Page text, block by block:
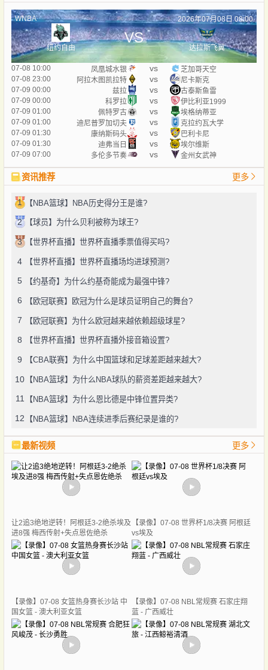
WNBA 2026年07月08日 08:00
纽约自由
VS
达拉斯飞翼
07-08 10:00 凤凰城水银 vs
芝加哥天空
07-08 23:00
阿拉木图凯拉特 vs
尼卡斯克
07-09 00:00
兹拉 vs
古泰斯鱼雷
07-09 00:00
科罗拉 vs
伊比利亚1999
07-09 01:00
佩特罗古 vs
埃格纳蒂亚
07-09 01:00
迪尼普罗加切夫 vs
克拉约瓦大学
07-09 01:30
康纳斯码头 vs
巴利卡尼
07-09 01:30
迪弗当日 vs
埃尔维斯
07-09 07:00
多伦多节奏 vs 金州女武神
资讯推荐 更多
1 【NBA篮球】NBA历史得分王是谁?
2 【球员】为什么贝利被称为球王?
3 【世界杯直播】世界杯直播季票值得买吗?
4 【世界杯直播】世界杯直播场均进球预测?
5 【约基奇】为什么约基奇能成为最强中锋?
6 【欧冠联赛】欧冠为什么是球员证明自己的舞台?
7 【欧冠联赛】为什么欧冠越来越依赖超级球星?
8 【世界杯直播】世界杯直播外接音箱设置?
9 【CBA联赛】为什么中国篮球和足球差距越来越大?
10 【NBA篮球】为什么NBA球队的薪资差距越来越大?
11 【NBA篮球】为什么恩比德是中锋位置异类?
12 【NBA篮球】NBA连续进季后赛纪录是谁的?
最新视频 更多
让2追3绝地逆转！阿根廷3-2绝杀埃及
进8强 梅西传射+失点恩佐绝杀
【录像】07-08 世界杯1/8决赛 阿根廷
vs埃及
【录像】07-08 女篮热身赛长沙站 中
国女篮 - 澳大利亚女篮
【录像】07-08 NBL常规赛 石家庄翔
蓝 - 广西威壮